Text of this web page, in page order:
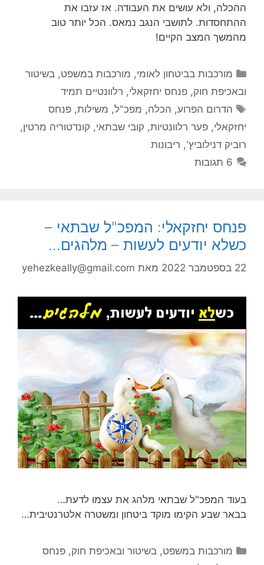
ההכלה, ולא עושים את העבודה. אז עזבו את
ההתחסדות. לתושבי הנגב נמאס. הכל יותר טוב
מהמשך המצב הקיים!
קטגוריות
מורכבות בביטחון לאומי, מורכבות במשפט, בשיטור
ובאכיפת חוק, פנחס יחזקאלי, רלוונטיים תמיד
תגיות
הדרום הפרוע, הכלה, מפכ"ל, משילות,פנחס
יחזקאלי, פער רלוונטיות, קובי שבתאי, קונדטוריה מרטין,
רוביק דנילוביץ', ריבונות
6 תגובות
פנחס יחזקאלי: המפכ"ל שבתאי –
כשלא יודעים לעשות – מלהגים…
22 בספטמבר 2022 מאת yehezkeally@gmail.com
בעוד המפכ"ל שבתאי מלהג את עצמו לדעת…
בבאר שבע הקימו מוקד ביטחון ומשטרה אלטרנטיבית…
קטגוריות
מורכבות במשפט, בשיטור ובאכיפת חוק,פנחס